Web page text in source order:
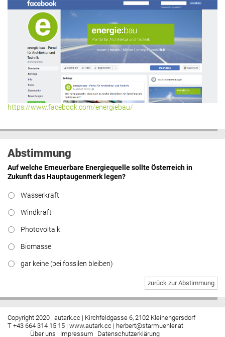
https://www.facebook.com/energiebau/
Abstimmung
Auf welche Erneuerbare Energiequelle sollte Österreich in
Zukunft das Hauptaugenmerk legen?
Wasserkraft
Windkraft
Photovoltaik
Biomasse
gar keine (bei fossilen bleiben)
zurück zur Abstimmung
Copyright 2020 | autark.cc | Kirchfeldgasse 6, 2102 Kleinengersdorf
T +43 664 314 15 15 | www.autark.cc | herbert@starmuehler.at
Über uns | Impressum Datenschutzerklärung